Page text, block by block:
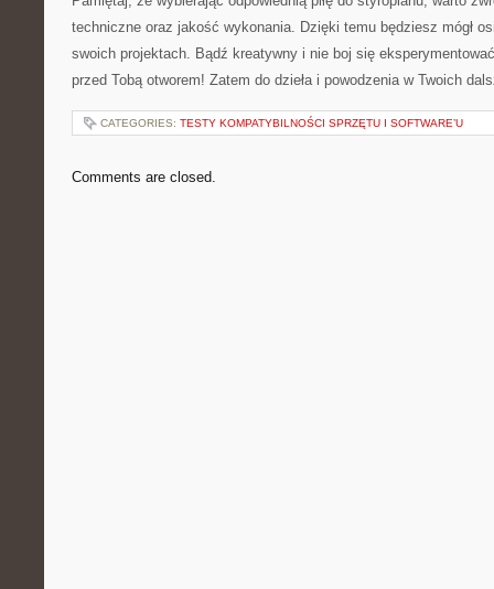
techniczne oraz jakość‌ wykonania. Dzięki temu będziesz mógł
‌swoich ‍projektach. Bądź kreatywny i nie boj się
przed ⁤Tobą ⁤otworem! Zatem ⁤do ‌dzieła i⁢ powodzenia‌ w‌ Twoich
CATEGORIES: TESTY KOMPATYBILNOŚCI SPRZĘTU I SOFTWARE’U
Comments are closed.